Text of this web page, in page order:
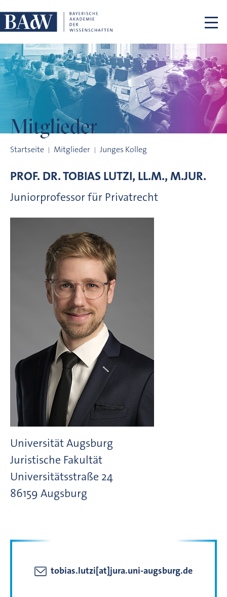
Mitglieder
Startseite Mitglieder Junges Kolleg
PROF. DR.TOBIASLUTZI, LL.M., M.JUR.
Juniorprofessor für Privatrecht
Universität Augsburg
Juristische Fakultät
Universitätsstraße 24
86159 Augsburg
tobias.lutzi[at]jura.uni-augsburg.de